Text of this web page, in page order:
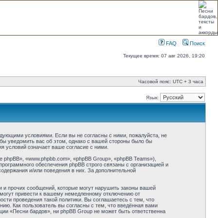
FAQ Поиск
Текущее время: 07 авг 2026, 19:20
Часовой пояс: UTC + 3 часа
Язык:
условиями. Если вы не согласны с ними, пожалуйста, не
уведомить вас об этом, однако с вашей стороны было бы
условий означает ваше согласие с ними.
«www.phpbb.com», «phpBB Group», «phpBB Teams»),
обеспечения phpBB строго связаны с организацией и
и/или поведения в них. За дополнительной
прочих сообщений, которые могут нарушить законы вашей
привести к вашему немедленному отключению от
проведения такой политики. Вы соглашаетесь с тем, что
Как пользователь вы согласны с тем, что введённая вами
«Песни бардов», ни phpBB Group не может быть ответственна